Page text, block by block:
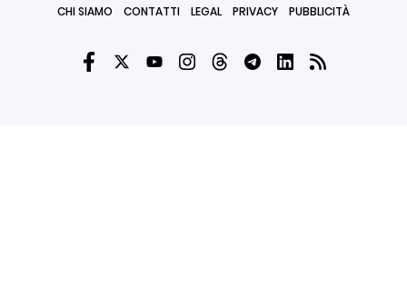
CHI SIAMO CONTATTI LEGAL PRIVACY PUBBLICITÀ